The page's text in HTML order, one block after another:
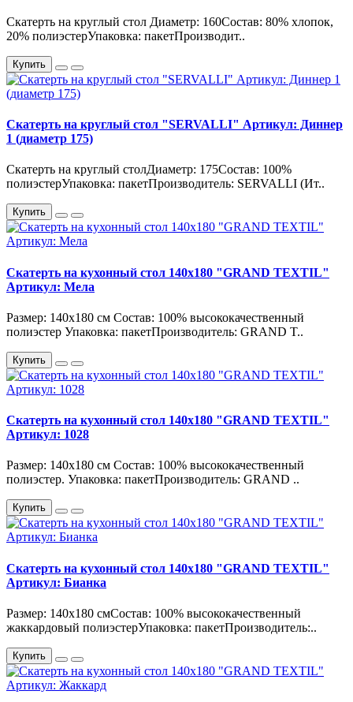
Скатерть на круглый стол Диаметр: 160Состав: 80% хлопок,
20% полиэстерУпаковка: пакетПроизводит..
Купить
Скатерть на круглый стол "SERVALLI" Артикул: Диннер
1 (диаметр 175)
Скатерть на круглый столДиаметр: 175Состав: 100%
полиэстерУпаковка: пакетПроизводитель: SERVALLI (Ит..
Купить
Скатерть на кухонный стол 140х180 "GRAND TEXTIL"
Артикул: Мела
Размер: 140х180 см Состав: 100% высококачественный
полиэстер Упаковка: пакетПроизводитель: GRAND T..
Купить
Скатерть на кухонный стол 140х180 "GRAND TEXTIL"
Артикул: 1028
Размер: 140х180 см Состав: 100% высококачественный
полиэстер. Упаковка: пакетПроизводитель: GRAND ..
Купить
Скатерть на кухонный стол 140х180 "GRAND TEXTIL"
Артикул: Бианка
Размер: 140х180 смСостав: 100% высококачественный
жаккардовый полиэстерУпаковка: пакетПроизводитель:..
Купить